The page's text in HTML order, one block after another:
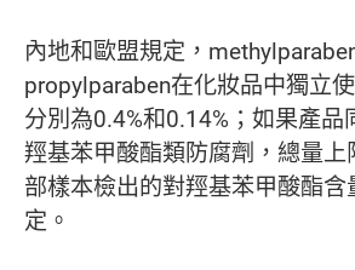
內地和歐盟規定，
propylparaben在化妝品中獨立
分別為0.4%和0.14%；如果產
羥基苯甲酸酯類防腐劑，總量上
部樣本檢出的對羥基苯甲酸酯
定。